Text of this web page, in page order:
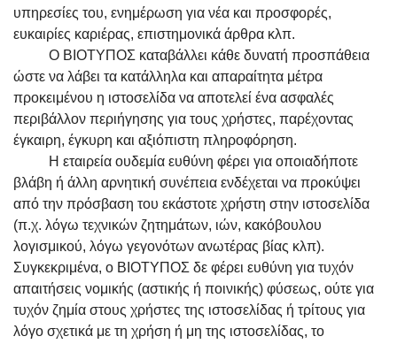
υπηρεσίες του, ενημέρωση για νέα και προσφορές,
ευκαιρίες καριέρας, επιστημονικά άρθρα κλπ.
Ο ΒΙΟΤΥΠΟΣ καταβάλλει κάθε δυνατή προσπάθεια
ώστε να λάβει τα κατάλληλα και απαραίτητα μέτρα
προκειμένου η ιστοσελίδα να αποτελεί ένα ασφαλές
περιβάλλον περιήγησης για τους χρήστες, παρέχοντας
έγκαιρη, έγκυρη και αξιόπιστη πληροφόρηση.
Η εταιρεία ουδεμία ευθύνη φέρει για οποιαδήποτε
βλάβη ή άλλη αρνητική συνέπεια ενδέχεται να προκύψει
από την πρόσβαση του εκάστοτε χρήστη στην ιστοσελίδα
(π.χ. λόγω τεχνικών ζητημάτων, ιών, κακόβουλου
λογισμικού, λόγω γεγονότων ανωτέρας βίας κλπ).
Συγκεκριμένα, ο ΒΙΟΤΥΠΟΣ δε φέρει ευθύνη για τυχόν
απαιτήσεις νομικής (αστικής ή ποινικής) φύσεως, ούτε για
τυχόν ζημία στους χρήστες της ιστοσελίδας ή τρίτους για
λόγο σχετικά με τη χρήση ή μη της ιστοσελίδας, το